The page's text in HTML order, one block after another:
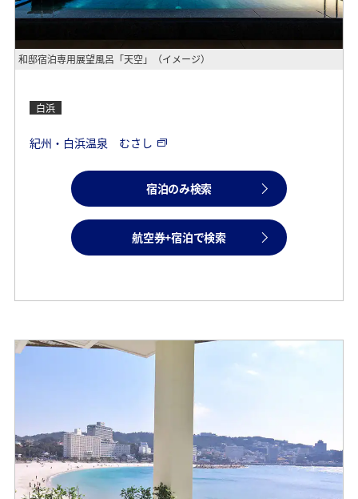
和邸宿泊専用展望風呂「天空」（イメージ）
白浜
紀州・白浜温泉 むさし
宿泊のみ検索
航空券+宿泊で検索